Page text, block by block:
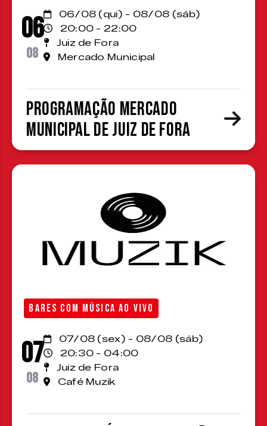
06
08
06/08 (qui) - 08/08 (sáb)
20:00 - 22:00
Juiz de Fora
Mercado Municipal
Programação Mercado
Municipal de Juiz de Fora
BARES COM MÚSICA AO VIVO
07
08
07/08 (sex) - 08/08 (sáb)
20:30 - 04:00
Juiz de Fora
Café Muzik